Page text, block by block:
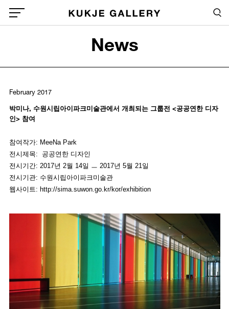
Skip to main content
Global Menu Open Button
News
February 2017
박미나, 수원시립아이파크미술관에서 개최되는 그룹전 <공공연한 디자
인> 참여
참여작가: MeeNa Park
전시제목: 공공연한 디자인
전시기간: 2017년 2월 14일 ㅡ 2017년 5월 21일
전시기관: 수원시립아이파크미술관
웹사이트: http://sima.suwon.go.kr/kor/exhibition